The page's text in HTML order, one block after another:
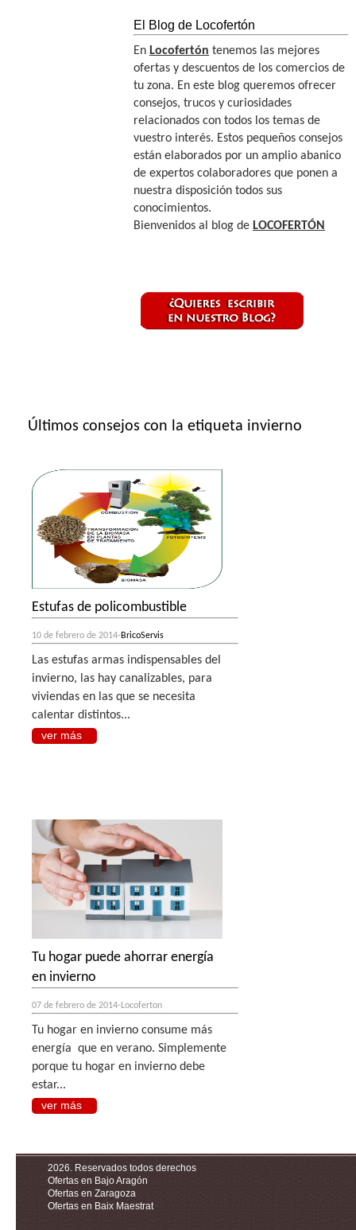
El Blog de Locofertón
En Locofertón tenemos las mejores
ofertas y descuentos de los comercios de
tu zona. En este blog queremos ofrecer
consejos, trucos y curiosidades
relacionados con todos los temas de
vuestro interés. Estos pequeños consejos
están elaborados por un amplio abanico
de expertos colaboradores que ponen a
nuestra disposición todos sus
conocimientos.
Bienvenidos al blog de LOCOFERTÓN
Últimos consejos con la etiqueta invierno
Estufas de policombustible
10 de febrero de 2014- BricoServis
Las estufas armas indispensables del
invierno, las hay canalizables, para
viviendas en las que se necesita
calentar distintos...
ver más
Tu hogar puede ahorrar energía
en invierno
07 de febrero de 2014-Locoferton
Tu hogar en invierno consume más
energía que en verano. Simplemente
porque tu hogar en invierno debe
estar...
ver más
2026. Reservados todos derechos
Ofertas en Bajo Aragón
Ofertas en Zaragoza
Ofertas en Baix Maestrat